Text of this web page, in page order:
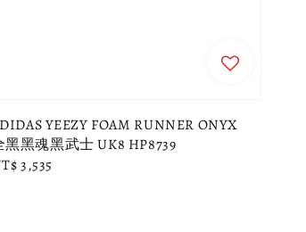
YEEZY FOAM RUNNER ONYX
黑黑魂黑武士 UK8 HP8739
3,535